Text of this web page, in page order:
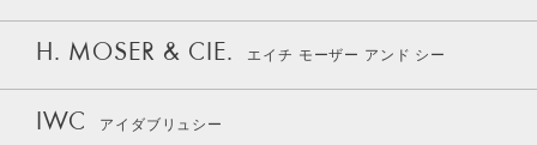
H. MOSER & CIE. エイチ モーザー アンド シー
IWC アイダブリュシー